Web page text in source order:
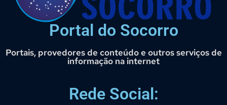
Portal do Socorro
Portais, provedores de conteúdo e outros serviços de
informação na internet
Rede Social: